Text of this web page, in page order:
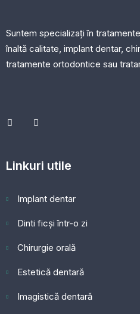
Suntem specializați în
înaltă calitate, implant dentar,
tratamente ortodontice sau
Linkuri utile
Implant dentar
Dinti ficși într-o zi
Chirurgie orală
Estetică dentară
Imagistică dentară